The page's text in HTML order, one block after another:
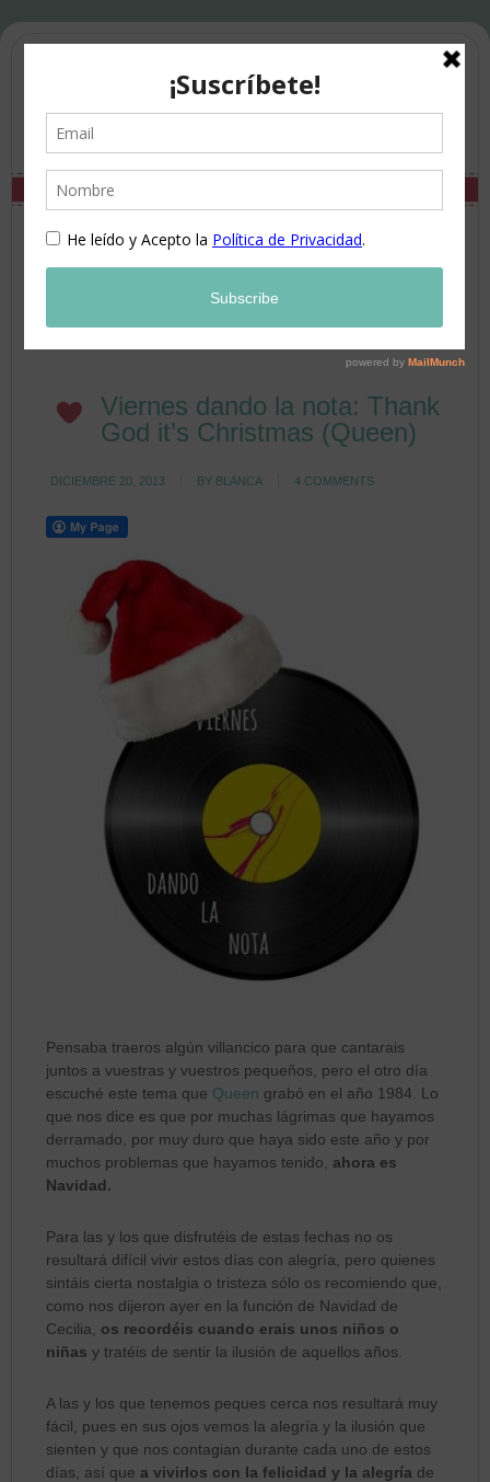
Viernes dando la nota: Thank
God it’s Christmas (Queen)
DICIEMBRE 20, 2013 BY BLANCA 4 COMMENTS
Pensaba traeros algún villancico para que cantarais
juntos a vuestras y vuestros pequeños, pero el otro día
escuché este tema que Queen grabó en el año 1984. Lo
que nos dice es que por muchas lágrimas que hayamos
derramado, por muy duro que haya sido este año y por
muchos problemas que hayamos tenido, ahora es
Navidad.
Para las y los que disfrutéis de estas fechas no os
resultará difícil vivir estos días con alegría, pero quienes
sintáis cierta nostalgia o tristeza sólo os recomiendo que,
como nos dijeron ayer en la función de Navidad de
Cecilia, os recordéis cuando erais unos niños o
niñas y tratéis de sentir la ilusión de aquellos años.
A las y los que tenemos peques cerca nos resultará muy
fácil, pues en sus ojos vemos la alegría y la ilusión que
sienten y que nos contagian durante cada uno de estos
días, así que a vivirlos con la felicidad y la alegría de